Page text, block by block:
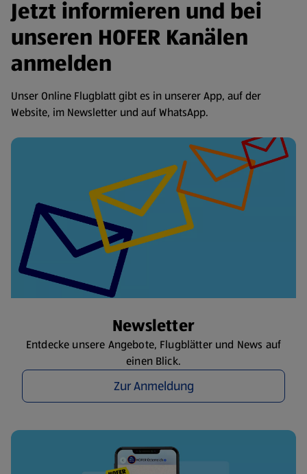
Jetzt informieren und bei
unseren HOFER Kanälen
anmelden
Unser Online Flugblatt gibt es in unserer App, auf der
Website, im Newsletter und auf WhatsApp.
Newsletter
Entdecke unsere Angebote, Flugblätter und News auf
einen Blick.
Zur Anmeldung